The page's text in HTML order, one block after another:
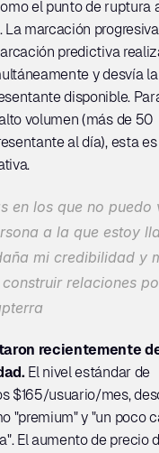
el punto de ruptura
La marcación
predictiva
y desvía
disponible.
volumen (más de 50
al día), esta
en los que no puedo
a la que estoy
mi credibilidad y
relaciones
recientemente
El nivel estándar de
$165/usuario/mes,
"premium" y "un poco
El aumento de precio